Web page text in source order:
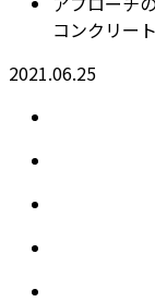
コンクリー
2021.06.25